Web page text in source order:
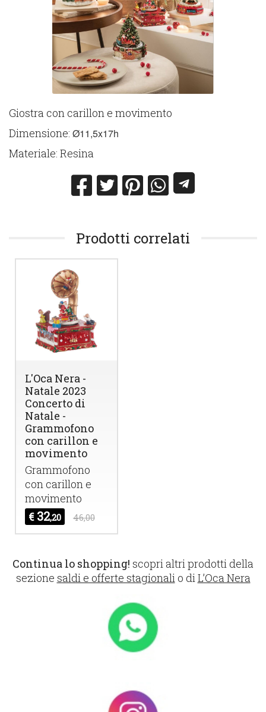
Giostra con carillon e movimento
Dimensione:Ø11,5x17h
Materiale: Resina
Prodotti correlati
L'Oca Nera -
Natale 2023
Concerto di
Natale -
Grammofono
con carillon e
movimento
Grammofono
con carillon e
movimento
€ 32,20 46,00
Continua lo shopping! scopri altri prodotti della
sezione saldi e offerte stagionalio diL’Oca Nera